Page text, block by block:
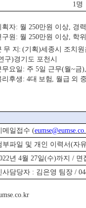
1명
획자: 월 250만원 이상, 경
구원 : 월 250만원 이상, 학
무 지 : (기획)세종시 조치
구)경기도 포천시
무요일 : 주 5일 근무(월~금
리후생 : 4대 보험, 월급 외
메일접수 (
부파일 및 개인 이력서 (자
년 4월 27일(수)까지 / 면
사담당자 : 김은영 팀장 /